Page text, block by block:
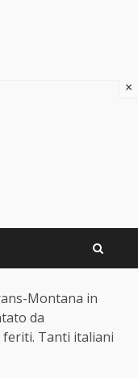
Montana in
da
feriti. Tanti italiani
×